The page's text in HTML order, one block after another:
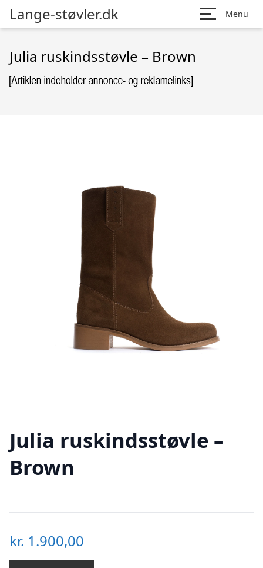
Lange-støvler.dk Menu
Julia ruskindsstøvle – Brown
Julia ruskindsstøvle –
Brown
kr. 1.900,00